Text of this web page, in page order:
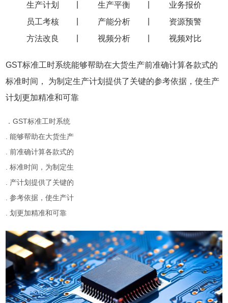
生产计划 生产平衡
业务报价
员工考核
产能分析
资源预警
方法改良
视频分析 视频对比
GST标准工时系统能够帮助在大货生产前准确计算各款式的
标准时间， 为制定生产计划提供了关键的参考依据，使生产
计划更加精准和可靠
．GST标准工时系统
. 能够帮助在大货生产
. 前准确计算各款式的
. 标准时间，为制定生
. 产计划提供了关键的
. 参考依据，使生产计
. 划更加精准和可靠